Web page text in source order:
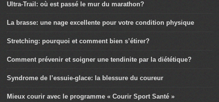
Ultra-Trail: où est passé le mur du marathon?
La brasse: une nage excellente pour votre condition physique
Stretching: pourquoi et comment bien s’étirer?
Comment prévenir et soigner une tendinite par la diététique?
Syndrome de l’essuie-glace: la blessure du coureur
Mieux courir avec le programme « Courir Sport Santé »